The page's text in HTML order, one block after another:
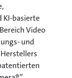
KI-basierte
Video
und